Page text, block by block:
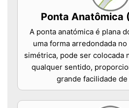
Ponta Anatômica
A ponta anatómica é plana
uma forma arredondada
simétrica, pode ser colocada
qualquer sentido,
grande facilidade